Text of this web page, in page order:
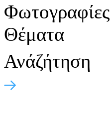
Φωτογραφίες
Θέματα
Ανάζήτηση